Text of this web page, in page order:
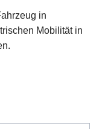
in
Mobilität in